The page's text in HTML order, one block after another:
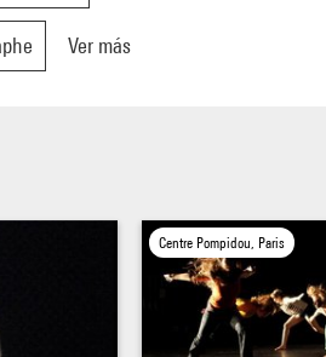
Ver más
Centre Pompidou, Paris